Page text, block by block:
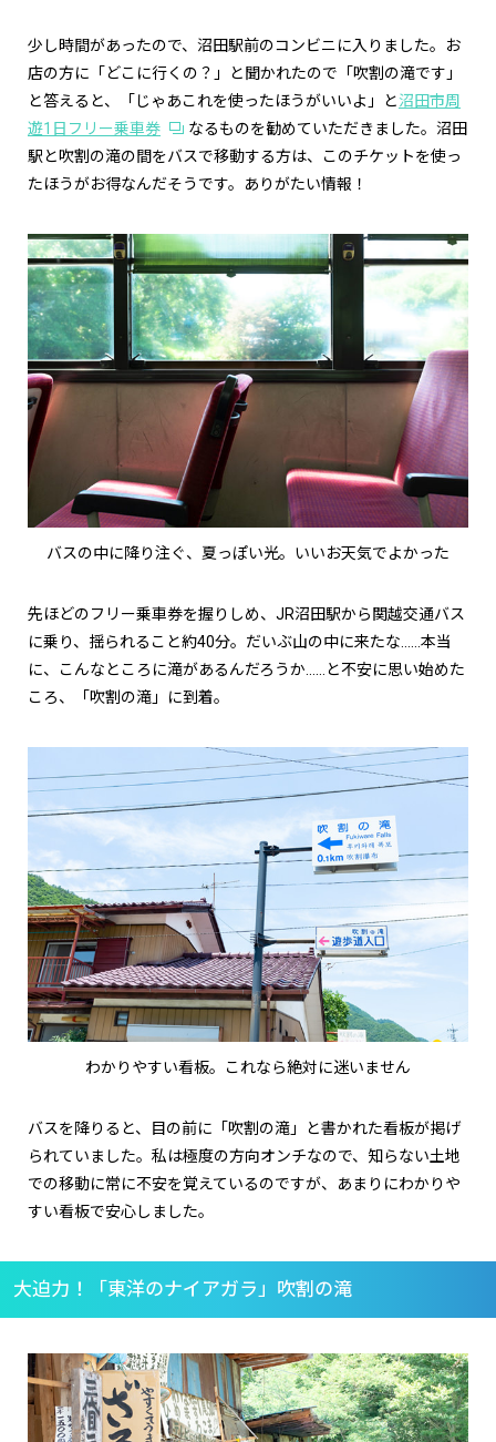
少し時間があったので、沼田駅前のコンビニに入りました。お
店の方に「どこに行くの？」と聞かれたので「吹割の滝です」
と答えると、「じゃあこれを使ったほうがいいよ」と沼田市周
遊1日フリー乗車券
なるものを勧めていただきました。沼田
駅と吹割の滝の間をバスで移動する方は、このチケットを使っ
たほうがお得なんだそうです。ありがたい情報！
バスの中に降り注ぐ、夏っぽい光。いいお天気でよかった
先ほどのフリー乗車券を握りしめ、JR沼田駅から関越交通バス
に乗り、揺られること約40分。だいぶ山の中に来たな……本当
に、こんなところに滝があるんだろうか……と不安に思い始めた
ころ、「吹割の滝」に到着。
わかりやすい看板。これなら絶対に迷いません
バスを降りると、目の前に「吹割の滝」と書かれた看板が掲げ
られていました。私は極度の方向オンチなので、知らない土地
での移動に常に不安を覚えているのですが、あまりにわかりや
すい看板で安心しました。
大迫力！「東洋のナイアガラ」吹割の滝